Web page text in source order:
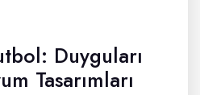
Duyguları
Tasarımları